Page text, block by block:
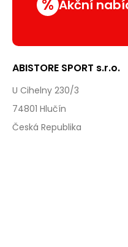
% Akční
ABISTORE SPORT s.r.o.
U Cihelny 230/3
74801 Hlučín
Česká Republika